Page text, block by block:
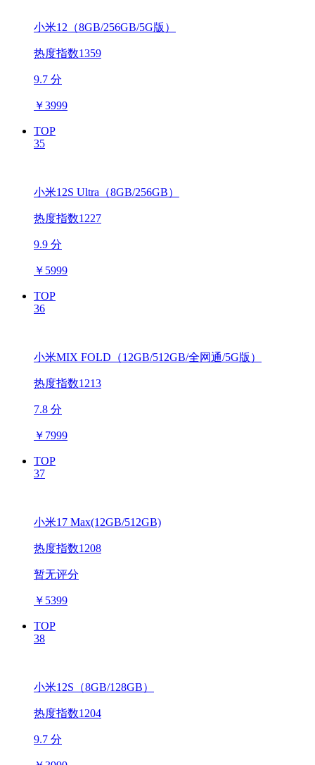
小米12（8GB/256GB/5G版）
热度指数1359
9.7 分
￥3999
TOP
35
小米12S Ultra（8GB/256GB）
热度指数1227
9.9 分
￥ 5999
TOP
36
小米MIX FOLD（12GB/512GB/全网通/5G版）
热度指数1213
7.8 分
￥ 7999
TOP
37
小米17 Max(12GB/512GB)
热度指数1208
暂无评分
￥ 5399
TOP
38
小米12S（8GB/128GB）
热度指数1204
9.7 分